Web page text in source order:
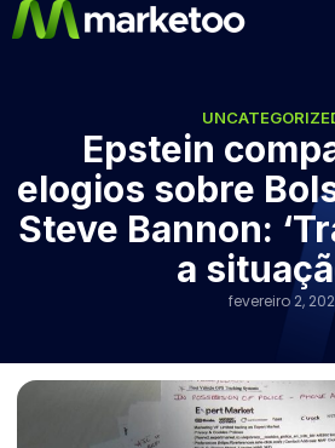
Epstein
elogios sobre
Steve Bannon:
a
fevereiro 2,